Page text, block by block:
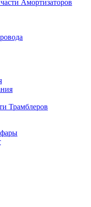
Амортизаторов
Трамблеров